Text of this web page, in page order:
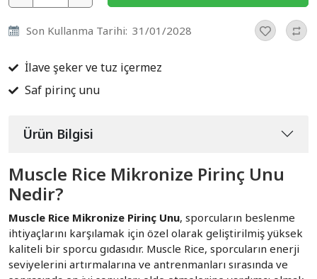
Son Kullanma Tarihi: 31/01/2028
İlave şeker ve tuz içermez
Saf pirinç unu
Ürün Bilgisi
Muscle Rice Mikronize Pirinç Unu
Nedir?
Muscle Rice Mikronize Pirinç Unu, sporcuların beslenme
ihtiyaçlarını karşılamak için özel olarak geliştirilmiş yüksek
kaliteli bir sporcu gıdasıdır. Muscle Rice, sporcuların enerji
seviyelerini artırmalarına ve antrenmanları sırasında ve